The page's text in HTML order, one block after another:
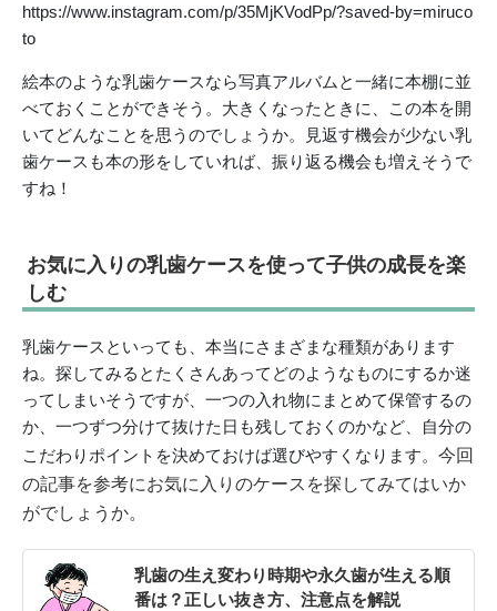
https://www.instagram.com/p/35MjKVodPp/?saved-by=miruco
to
絵本のような乳歯ケースなら写真アルバムと一緒に本棚に並
べておくことができそう。大きくなったときに、この本を開
いてどんなことを思うのでしょうか。見返す機会が少ない乳
歯ケースも本の形をしていれば、振り返る機会も増えそうで
すね！
お気に入りの乳歯ケースを使って子供の成長を楽
しむ
乳歯ケースといっても、本当にさまざまな種類があります
ね。探してみるとたくさんあってどのようなものにするか迷
ってしまいそうですが、一つの入れ物にまとめて保管するの
か、一つずつ分けて抜けた日も残しておくのかなど、自分の
こだわりポイントを決めておけば選びやすくなります。 今回
の記事を参考にお気に入りのケースを探してみてはいか
がでしょうか。
乳歯の生え変わり時期や永久歯が生える順
番は？正しい抜き方、注意点を解説